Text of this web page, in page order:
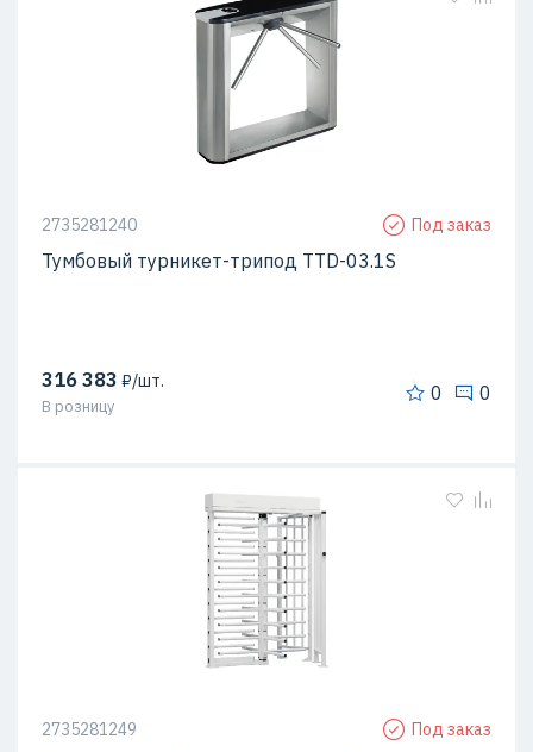
2735281240 Под заказ
Тумбовый турникет-трипод TTD-03.1S
316 383 ₽/шт.
В розницу
0 0
2735281249 Под заказ